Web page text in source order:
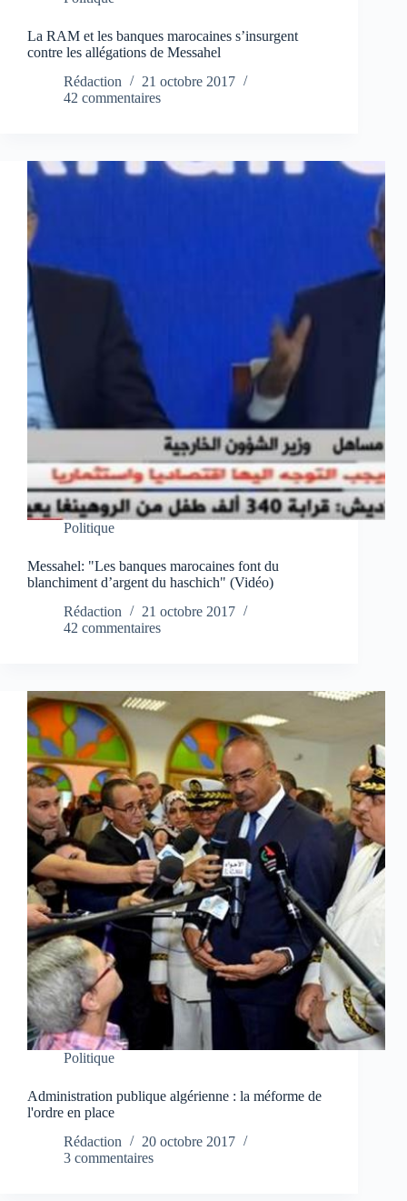
La RAM et les banques marocaines s’insurgent
contre les allégations de Messahel
Rédaction
21 octobre 2017
42 commentaires
Politique
Messahel: "Les banques marocaines font du
blanchiment d’argent du haschich" (Vidéo)
Rédaction
21 octobre 2017
42 commentaires
Politique
Administration publique algérienne : la méforme de
l'ordre en place
Rédaction
20 octobre 2017
3 commentaires